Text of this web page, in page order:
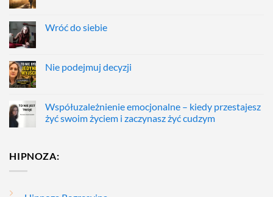
Wróć do siebie
Nie podejmuj decyzji
Współuzależnienie emocjonalne – kiedy przestajesz
żyć swoim życiem i zaczynasz żyć cudzym
HIPNOZA: